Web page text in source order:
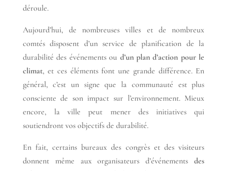
déroule.
Aujourd’hui, de nombreuses villes et de nombreux
comtés disposent d’un service de planification de la
durabilité des événements ou d’un plan d’action pour le
climat, et ces éléments font une grande différence. En
général, c’est un signe que la communauté est plus
consciente de son impact sur l’environnement. Mieux
encore, la ville peut mener des initiatives qui
soutiendront vos objectifs de durabilité.
En fait, certains bureaux des congrès et des visiteurs
donnent même aux organisateurs d’événementsdes